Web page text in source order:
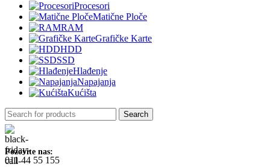
Procesori
Matične Ploče
RAM
Grafičke Karte
HDD
SSD
Hlađenje
Napajanja
Kućišta
Search
Pozovite nas:
011 44 55 155